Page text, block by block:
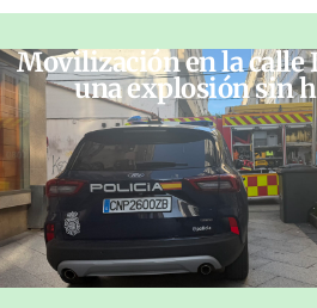
Movilización en la calle
una explosión sin